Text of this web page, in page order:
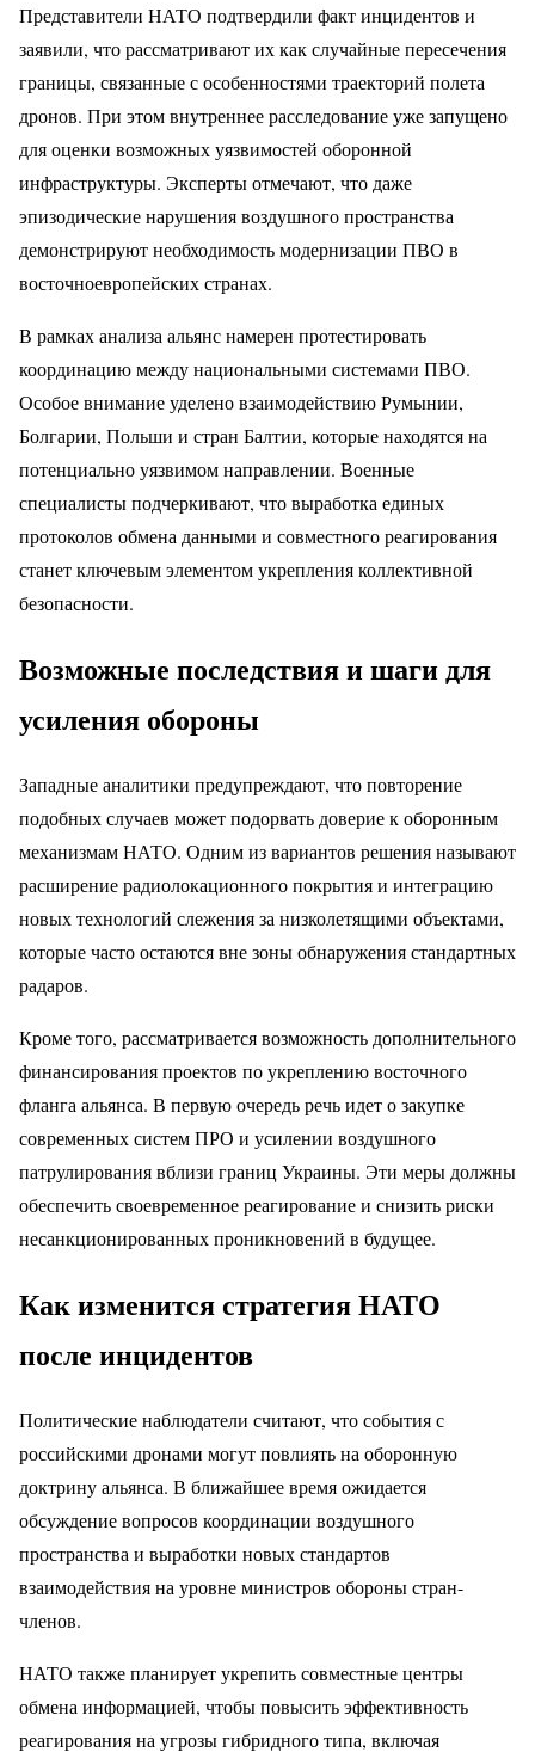
Представители НАТО подтвердили факт инцидентов и
заявили, что рассматривают их как случайные пересечения
границы, связанные с особенностями траекторий полета
дронов. При этом внутреннее расследование уже запущено
для оценки возможных уязвимостей оборонной
инфраструктуры. Эксперты отмечают, что даже
эпизодические нарушения воздушного пространства
демонстрируют необходимость модернизации ПВО в
восточноевропейских странах.
В рамках анализа альянс намерен протестировать
координацию между национальными системами ПВО.
Особое внимание уделено взаимодействию Румынии,
Болгарии, Польши и стран Балтии, которые находятся на
потенциально уязвимом направлении. Военные
специалисты подчеркивают, что выработка единых
протоколов обмена данными и совместного реагирования
станет ключевым элементом укрепления коллективной
безопасности.
Возможные последствия и шаги для
усиления обороны
Западные аналитики предупреждают, что повторение
подобных случаев может подорвать доверие к оборонным
механизмам НАТО. Одним из вариантов решения называют
расширение радиолокационного покрытия и интеграцию
новых технологий слежения за низколетящими объектами,
которые часто остаются вне зоны обнаружения стандартных
радаров.
Кроме того, рассматривается возможность дополнительного
финансирования проектов по укреплению восточного
фланга альянса. В первую очередь речь идет о закупке
современных систем ПРО и усилении воздушного
патрулирования вблизи границ Украины. Эти меры должны
обеспечить своевременное реагирование и снизить риски
несанкционированных проникновений в будущее.
Как изменится стратегия НАТО
после инцидентов
Политические наблюдатели считают, что события с
российскими дронами могут повлиять на оборонную
доктрину альянса. В ближайшее время ожидается
обсуждение вопросов координации воздушного
пространства и выработки новых стандартов
взаимодействия на уровне министров обороны стран-
членов.
НАТО также планирует укрепить совместные центры
обмена информацией, чтобы повысить эффективность
реагирования на угрозы гибридного типа, включая